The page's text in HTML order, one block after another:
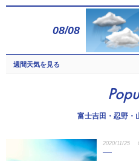
08/08
週間天気を見る
富士吉田・忍野・
2020/11/25